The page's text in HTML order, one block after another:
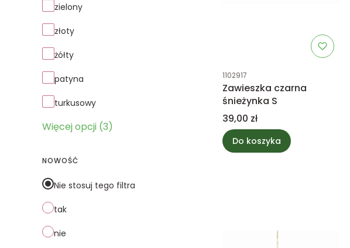
zielony
złoty
żółty
patyna
turkusowy
Więcej opcji (3)
NOWOŚĆ
Nie stosuj tego filtra
tak
nie
Kod produktu
1102917
Zawieszka czarna
śnieżynka S
Cena
39,00 zł
Do koszyka